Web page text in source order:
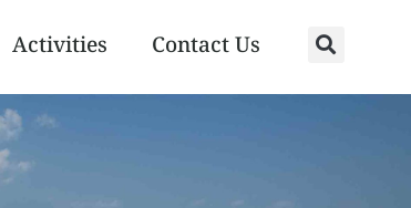
Activities Contact Us